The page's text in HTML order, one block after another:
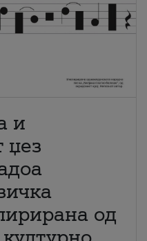
и
џез
од